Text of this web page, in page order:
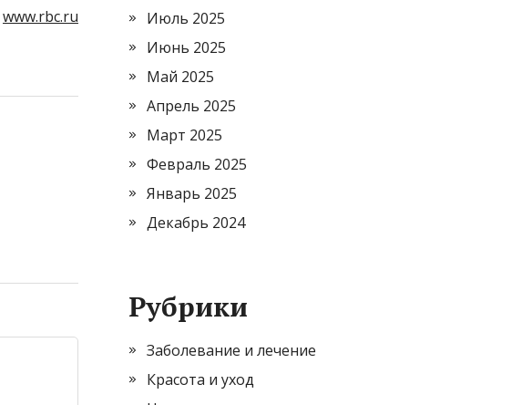
www.rbc.ru
Июль 2025
Июнь 2025
Май 2025
Апрель 2025
Март 2025
Февраль 2025
Январь 2025
Декабрь 2024
Рубрики
Заболевание и лечение
Красота и уход